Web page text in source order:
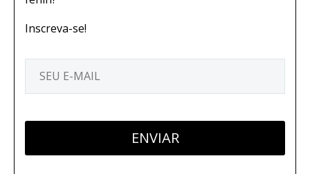
Inscreva-se!